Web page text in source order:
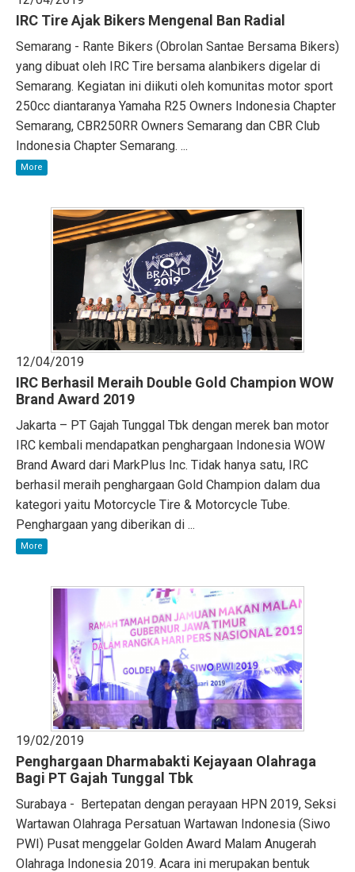
IRC Tire Ajak Bikers Mengenal Ban Radial
Semarang - Rante Bikers (Obrolan Santae Bersama Bikers)
yang dibuat oleh IRC Tire bersama alanbikers digelar di
Semarang. Kegiatan ini diikuti oleh komunitas motor sport
250cc diantaranya Yamaha R25 Owners Indonesia Chapter
Semarang, CBR250RR Owners Semarang dan CBR Club
Indonesia Chapter Semarang. ...
More
12/04/2019
IRC Berhasil Meraih Double Gold Champion WOW
Brand Award 2019
Jakarta – PT Gajah Tunggal Tbk dengan merek ban motor
IRC kembali mendapatkan penghargaan Indonesia WOW
Brand Award dari MarkPlus Inc. Tidak hanya satu, IRC
berhasil meraih penghargaan Gold Champion dalam dua
kategori yaitu Motorcycle Tire & Motorcycle Tube.
Penghargaan yang diberikan di ...
More
19/02/2019
Penghargaan Dharmabakti Kejayaan Olahraga
Bagi PT Gajah Tunggal Tbk
Surabaya - Bertepatan dengan perayaan HPN 2019, Seksi
Wartawan Olahraga Persatuan Wartawan Indonesia (Siwo
PWI) Pusat menggelar Golden Award Malam Anugerah
Olahraga Indonesia 2019. Acara ini merupakan bentuk